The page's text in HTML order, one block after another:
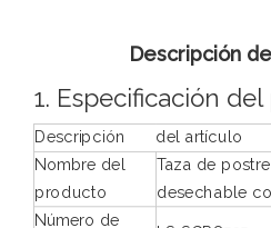
Descripción
1. Especificación
Descripción
del artículo
Nombre del
producto
Taza de
desechable
Número de